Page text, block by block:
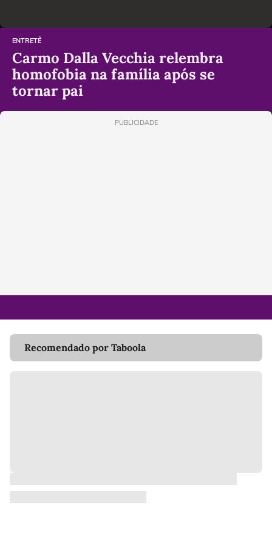
ENTRETÊ
Carmo Dalla Vecchia relembra
homofobia na família após se
tornar pai
PUBLICIDADE
Recomendado por Taboola